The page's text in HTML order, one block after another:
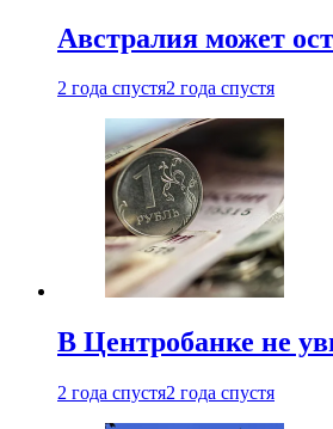
Австралия может
2 года спустя2 года спустя
В Центробанке не
2 года спустя2 года спустя